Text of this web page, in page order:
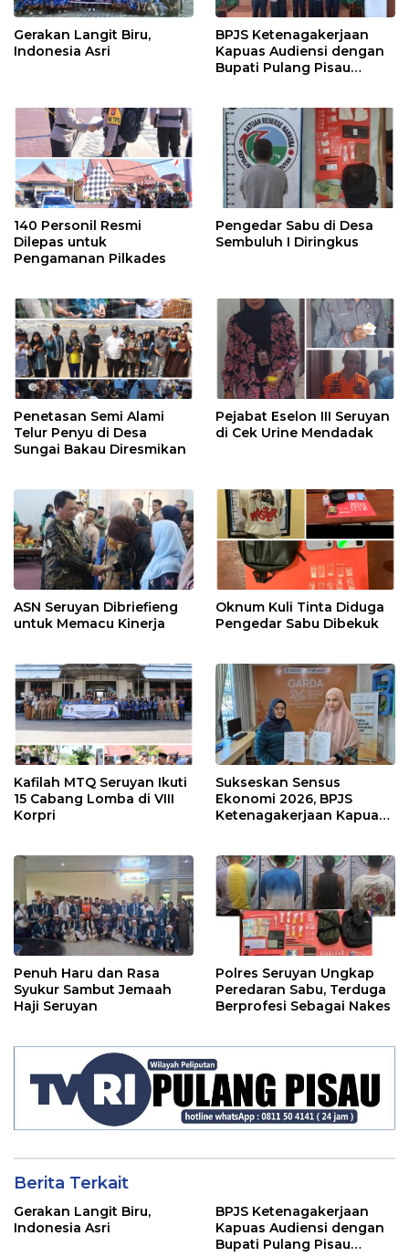
Gerakan Langit Biru,
Indonesia Asri
BPJS Ketenagakerjaan
Kapuas Audiensi dengan
Bupati Pulang Pisau
Pekerja Rentan
140 Personil Resmi
Dilepas untuk
Pengamanan Pilkades
Pengedar Sabu di Desa
Sembuluh I Diringkus
Penetasan Semi Alami
Telur Penyu di Desa
Sungai Bakau Diresmikan
Pejabat Eselon III Seruyan
di Cek Urine Mendadak
ASN Seruyan Dibriefieng
untuk Memacu Kinerja
Oknum Kuli Tinta Diduga
Pengedar Sabu Dibekuk
Kafilah MTQ Seruyan Ikuti
15 Cabang Lomba di VIII
Korpri
Sukseskan Sensus
Ekonomi 2026, BPJS
Ketenagakerjaan Kapuas
Penuh Haru dan Rasa
Syukur Sambut Jemaah
Haji Seruyan
Polres Seruyan Ungkap
Peredaran Sabu, Terduga
Berprofesi Sebagai Nakes
Berita Terkait
Gerakan Langit Biru,
Indonesia Asri
BPJS Ketenagakerjaan
Kapuas Audiensi dengan
Bupati Pulang Pisau